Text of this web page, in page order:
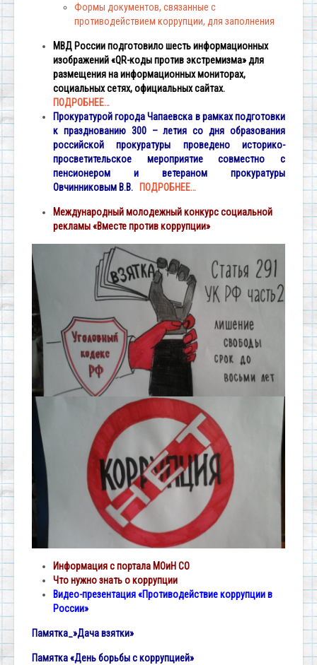
Формы документов, связанные с
противодействием коррупции, для заполнения
МВД России подготовило шесть информационных
изображений «QR-коды против экстремизма» для
размещения на информационных мониторах,
социальных сетях, официальных сайтах.
ПОДРОБНЕЕ…
Прокуратурой города Чапаевска в рамках подготовки
к празднованию 300 – летия со дня образования
российской прокуратуры проведено историко-
просветительское мероприятие совместно с
пенсионером и ветераном прокуратуры
Овчинниковым В.В.
ПОДРОБНЕЕ…
Международный молодежный конкурс социальной
рекламы «Вместе против коррупции»
Информация с портала МОиН СО
Что нужно знать о коррупции
Видео-презентация «Противодействие коррупции в
России»
Памятка_»Дача взятки»
Памятка «День борьбы с коррупцией»